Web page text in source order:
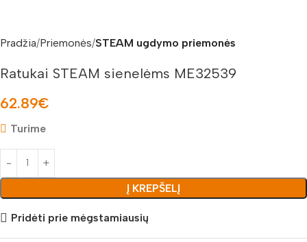
Pradžia Priemonės STEAM ugdymo priemonės
Ratukai STEAM sienelėms ME32539
62.89€
Turime
Į KREPŠELĮ
Pridėti prie mėgstamiausių